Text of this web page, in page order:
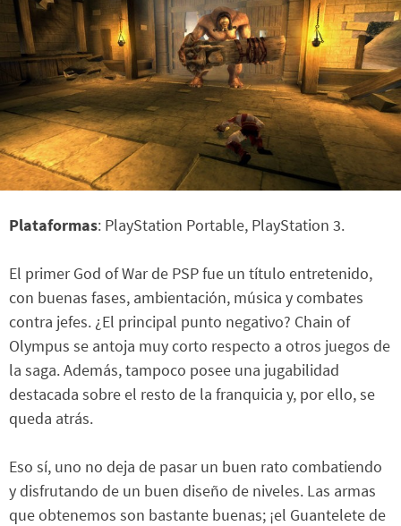
Plataformas: PlayStation Portable, PlayStation 3.
El primer God of War de PSP fue un título entretenido,
con buenas fases, ambientación, música y combates
contra jefes. ¿El principal punto negativo? Chain of
Olympus se antoja muy corto respecto a otros juegos de
la saga. Además, tampoco posee una jugabilidad
destacada sobre el resto de la franquicia y, por ello, se
queda atrás.
Eso sí, uno no deja de pasar un buen rato combatiendo
y disfrutando de un buen diseño de niveles. Las armas
que obtenemos son bastante buenas; ¡el Guantelete de